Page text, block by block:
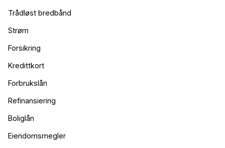
Trådløst bredbånd
Strøm
Forsikring
Kredittkort
Forbrukslån
Refinansiering
Boliglån
Eiendomsmegler